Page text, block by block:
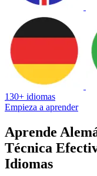
130+ idiomas
Empieza a aprender
Aprende
Técnica
Idiomas